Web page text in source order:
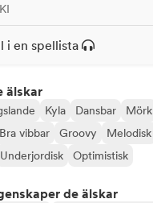
i en spellista
älskar
Kyla Dansbar Mörk
Bra vibbar Groovy Melodisk
Underjordisk Optimistisk
de älskar